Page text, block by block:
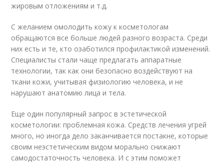
жировым отложениям и т.д.
С желанием омолодить кожу к косметологам
обращаются все больше людей разного возраста. Среди
них есть и те, кто озаботился профилактикой изменений.
Специалисты стали чаще предлагать аппаратные
технологии, так как они безопасно воздействуют на
ткани кожи, учитывая физиологию человека, и не
нарушают анатомию лица и тела.
Еще один популярный запрос в эстетической
косметологии: проблемная кожа. Средств лечения угрей
много, но иногда дело заканчивается постакне, которые
своим неэстетическим видом морально снижают
самодостаточность человека. И с этим поможет